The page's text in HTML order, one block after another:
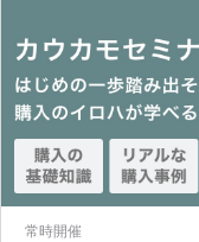
常時開催